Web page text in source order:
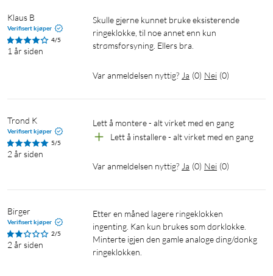
Alltid påslått
Installer Ring Video Doorbell Wired med dine eksisterende
dørklokkeledninger for drift og sinnsro hele døgnet.
Ring Protect
Standardfunksjoner som øyeblikkelig varsling,
sanntidsvisning, toveis samtale og avansert
ut av alle dine Ring Video-dørklokker og
overvåkningskameraer med et Ring Protect-abonnement, og
aktiver videoopptak, øyeblikksbilder og Advanced Pre-Roll på
enheten. Ring Protect er et valgfritt abonnement der du kan ta
Klaus B
Verifisert kjøper
4/5
1 år siden
Skulle gjerne kunnet bruke eksisterende
ringeklokke, til noe annet enn kun
strømsforsyning. Ellers bra.
Var anmeldelsen nyttig? Ja (0) Nei (0)
Trond K
Verifisert kjøper
5/5
2 år siden
Lett å montere - alt virket med en gang
Lett å installere - alt virket med en gang
Var anmeldelsen nyttig? Ja (0) Nei (0)
Birger
Verifisert kjøper
2/5
2 år siden
Etter en måned lagere ringeklokken
ingenting. Kan kun brukes som dørklokke.
Minterte igjen den gamle analoge ding/donkg
ringeklokken.